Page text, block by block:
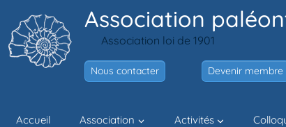
contenu
Association
Association loi de 1901
Nous contacter Devenir membre
Accueil Association Activités